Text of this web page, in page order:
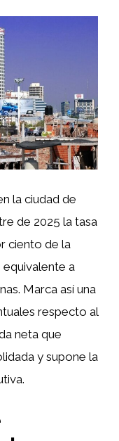
la ciudad de
de 2025 la tasa
ciento de la
equivalente a
Marca así una
respecto al
neta que
y supone la